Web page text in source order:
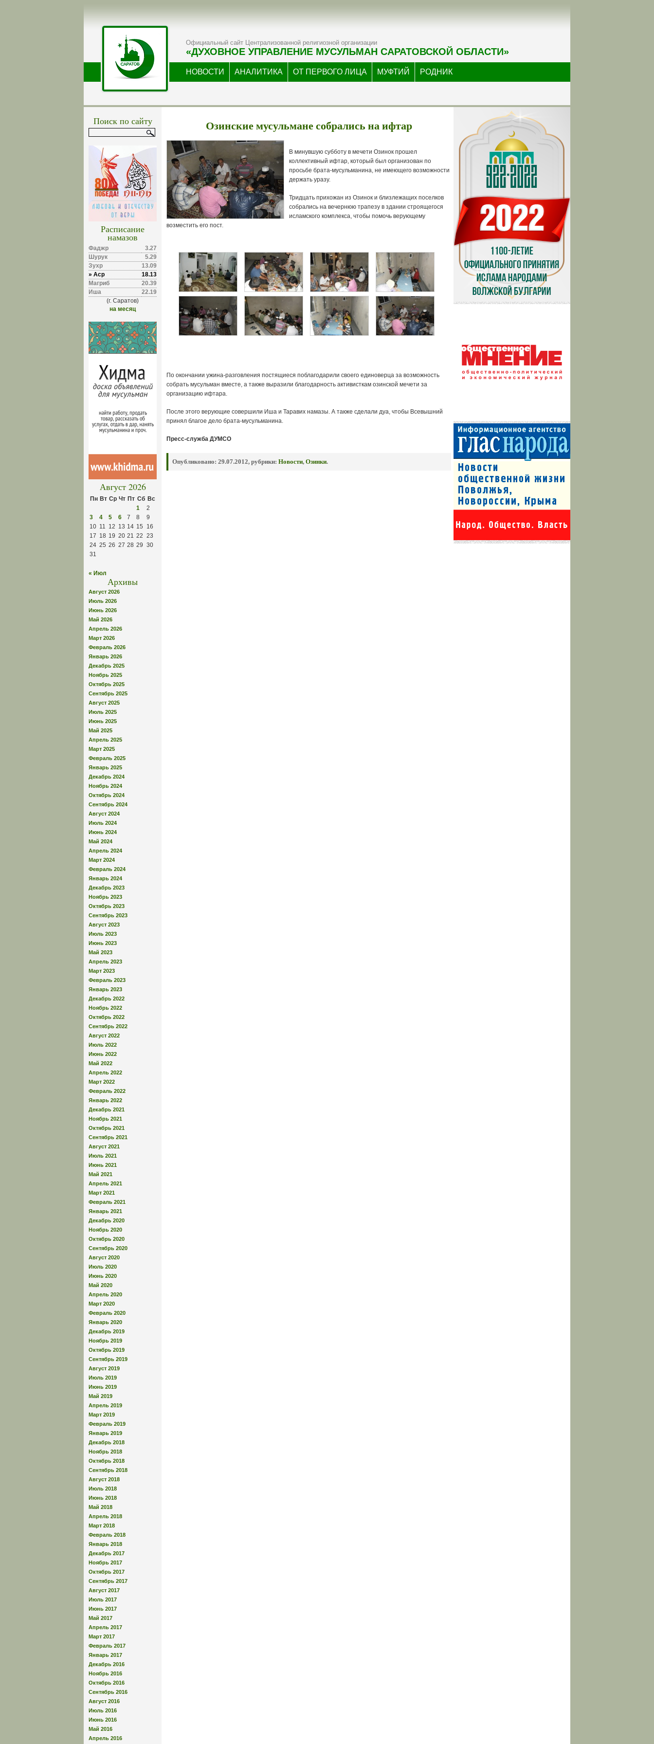
Официальный сайт Централизованной религиозной организации
«ДУХОВНОЕ УПРАВЛЕНИЕ МУСУЛЬМАН САРАТОВСКОЙ ОБЛАСТИ»
НОВОСТИ АНАЛИТИКА ОТ ПЕРВОГО ЛИЦА МУФТИЙ РОДНИК
Поиск по сайту
Расписание
намазов
Фаджр
3.27
Шурук
5.29
Зухр
13.09
» Аср
18.13
Магриб
20.39
Иша
22.19
(г. Саратов)
на месяц
Август 2026
Пн Вт Ср Чт Пт Сб Вс
1
2
3
4 5 6 7 8
9
10 11 12 13 14 15
16
17 18 19 20 21 22 23
24 25 26 27 28 29 30
31
« Июл
Архивы
Август 2026
Июль 2026
Июнь 2026
Май 2026
Апрель 2026
Март 2026
Февраль 2026
Январь 2026
Декабрь 2025
Ноябрь 2025
Октябрь 2025
Сентябрь 2025
Август 2025
Июль 2025
Июнь 2025
Май 2025
Апрель 2025
Март 2025
Февраль 2025
Январь 2025
Декабрь 2024
Ноябрь 2024
Октябрь 2024
Сентябрь 2024
Август 2024
Июль 2024
Июнь 2024
Май 2024
Апрель 2024
Март 2024
Февраль 2024
Январь 2024
Декабрь 2023
Ноябрь 2023
Октябрь 2023
Сентябрь 2023
Август 2023
Июль 2023
Июнь 2023
Май 2023
Апрель 2023
Март 2023
Февраль 2023
Январь 2023
Декабрь 2022
Ноябрь 2022
Октябрь 2022
Сентябрь 2022
Август 2022
Июль 2022
Июнь 2022
Май 2022
Апрель 2022
Март 2022
Февраль 2022
Январь 2022
Декабрь 2021
Ноябрь 2021
Октябрь 2021
Сентябрь 2021
Август 2021
Июль 2021
Июнь 2021
Май 2021
Апрель 2021
Март 2021
Февраль 2021
Январь 2021
Декабрь 2020
Ноябрь 2020
Октябрь 2020
Сентябрь 2020
Август 2020
Июль 2020
Июнь 2020
Май 2020
Апрель 2020
Март 2020
Февраль 2020
Январь 2020
Декабрь 2019
Ноябрь 2019
Октябрь 2019
Сентябрь 2019
Август 2019
Июль 2019
Июнь 2019
Май 2019
Апрель 2019
Март 2019
Февраль 2019
Январь 2019
Декабрь 2018
Ноябрь 2018
Октябрь 2018
Сентябрь 2018
Август 2018
Июль 2018
Июнь 2018
Май 2018
Апрель 2018
Март 2018
Февраль 2018
Январь 2018
Декабрь 2017
Ноябрь 2017
Октябрь 2017
Сентябрь 2017
Август 2017
Июль 2017
Июнь 2017
Май 2017
Апрель 2017
Март 2017
Февраль 2017
Январь 2017
Декабрь 2016
Ноябрь 2016
Октябрь 2016
Сентябрь 2016
Август 2016
Июль 2016
Июнь 2016
Май 2016
Апрель 2016
Озинские мусульмане собрались на ифтар
В минувшую субботу в мечети Озинок прошел
коллективный ифтар, который был организован по
просьбе брата-мусульманина, не имеющего возможности
держать уразу.
Тридцать прихожан из Озинок и близлежащих поселков
собрались на вечернюю трапезу в здании строящегося
исламского комплекса, чтобы помочь верующему
возместить его пост.
По окончании ужина-разговления постящиеся поблагодарили своего единоверца за возможность
собрать мусульман вместе, а также выразили благодарность активисткам озинской мечети за
организацию ифтара.
После этого верующие совершили Иша и Таравих намазы. А также сделали дуа, чтобы Всевышний
принял благое дело брата-мусульманина.
Пресс-служба ДУМСО
Опубликовано: 29.07.2012, рубрики: Новости, Озинки.